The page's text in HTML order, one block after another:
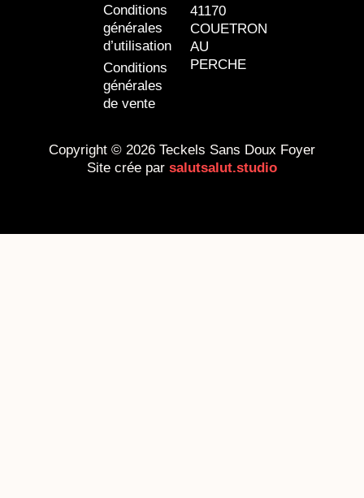
Conditions
générales
d’utilisation
Conditions
générales
de vente
41170
COUETRON
AU
PERCHE
Copyright © 2026 Teckels Sans Doux Foyer
Site crée par salutsalut.studio